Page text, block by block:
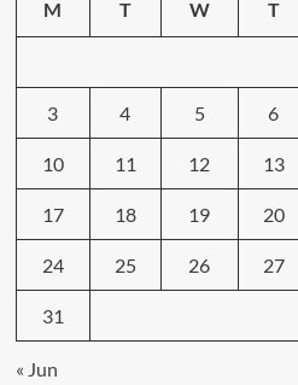
M T W T
3 4 5 6
10 11 12 13
17 18 19 20
24 25 26 27
31
« Jun